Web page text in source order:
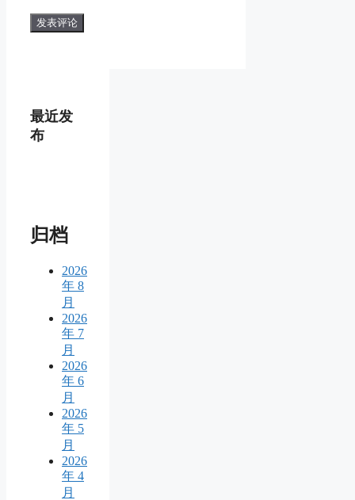
最近发
布
归档
2026
年 8
月
2026
年 7
月
2026
年 6
月
2026
年 5
月
2026
年 4
月